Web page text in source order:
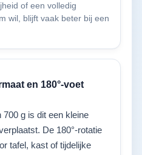
of een volledig
wil, blijft vaak beter bij een
en 180°-voet
g is dit een kleine
De 180°-rotatie
tafel, kast of tijdelijke